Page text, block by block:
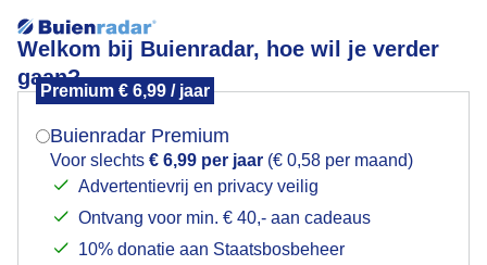
Welkom bij Buienradar, hoe wil je verder
gaan?
Premium € 6,99 / jaar
Buienradar Premium
Voor slechts € 6,99 per jaar (€ 0,58 per maand)
Advertentievrij en privacy veilig
Ontvang voor min. € 40,- aan cadeaus
10% donatie aan Staatsbosbeheer
Saaie grijzelucht en frisse wind
Mogen we je locatie gebruiken voor het
Indien je hier nog geen akkoord op hebt gegeven,
verschijnt er zo een pop-up uit je browser waarin